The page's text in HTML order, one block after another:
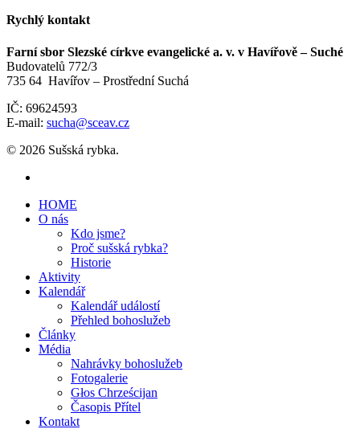
Rychlý kontakt
Farní sbor Slezské církve evangelické a. v. v Havířově – Suché
Budovatelů 772/3
735 64 Havířov – Prostřední Suchá
IČ: 69624593
E-mail: sucha@sceav.cz
© 2026 Sušská rybka.
HOME
O nás
Kdo jsme?
Proč sušská rybka?
Historie
Aktivity
Kalendář
Kalendář událostí
Přehled bohoslužeb
Články
Média
Nahrávky bohoslužeb
Fotogalerie
Głos Chrześcijan
Časopis Přítel
Kontakt